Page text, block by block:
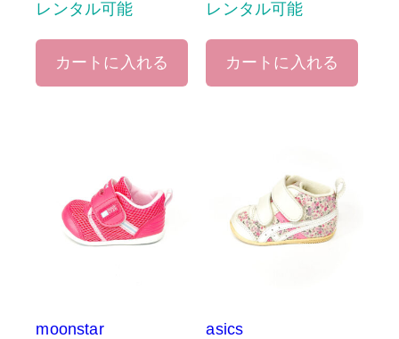
レンタル可能
カートに入れる
レンタル可能
カートに入れる
moonstar
asics